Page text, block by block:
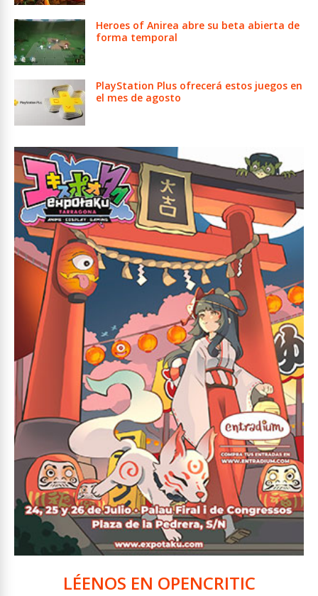
Heroes of Anirea abre su beta abierta de
forma temporal
PlayStation Plus ofrecerá estos juegos en
el mes de agosto
LÉENOS EN OPENCRITIC